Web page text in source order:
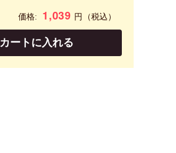
価格: 1,039 円
（税込）
カートに入れる